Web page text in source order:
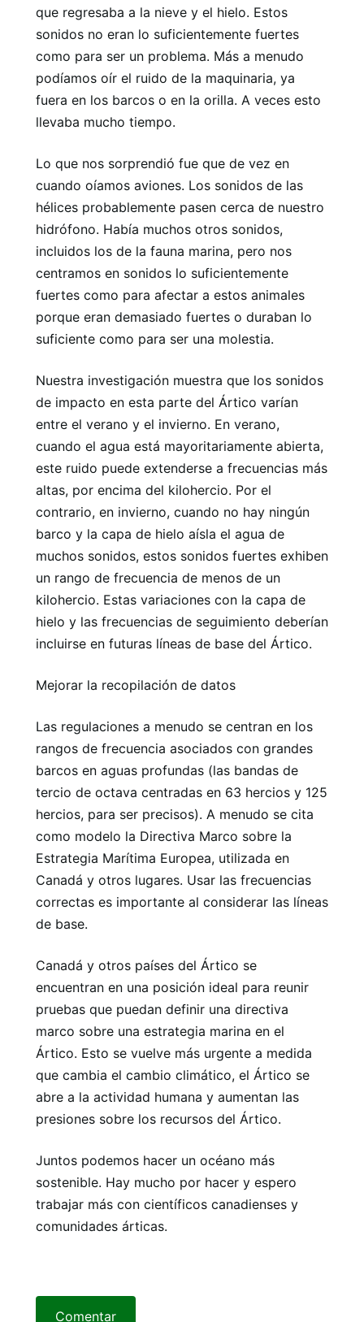
que regresaba a la nieve y el hielo. Estos
sonidos no eran lo suficientemente fuertes
como para ser un problema. Más a menudo
podíamos oír el ruido de la maquinaria, ya
fuera en los barcos o en la orilla. A veces esto
llevaba mucho tiempo.
Lo que nos sorprendió fue que de vez en
cuando oíamos aviones. Los sonidos de las
hélices probablemente pasen cerca de nuestro
hidrófono. Había muchos otros sonidos,
incluidos los de la fauna marina, pero nos
centramos en sonidos lo suficientemente
fuertes como para afectar a estos animales
porque eran demasiado fuertes o duraban lo
suficiente como para ser una molestia.
Nuestra investigación muestra que los sonidos
de impacto en esta parte del Ártico varían
entre el verano y el invierno. En verano,
cuando el agua está mayoritariamente abierta,
este ruido puede extenderse a frecuencias más
altas, por encima del kilohercio. Por el
contrario, en invierno, cuando no hay ningún
barco y la capa de hielo aísla el agua de
muchos sonidos, estos sonidos fuertes exhiben
un rango de frecuencia de menos de un
kilohercio. Estas variaciones con la capa de
hielo y las frecuencias de seguimiento deberían
incluirse en futuras líneas de base del Ártico.
Mejorar la recopilación de datos
Las regulaciones a menudo se centran en los
rangos de frecuencia asociados con grandes
barcos en aguas profundas (las bandas de
tercio de octava centradas en 63 hercios y 125
hercios, para ser precisos). A menudo se cita
como modelo la Directiva Marco sobre la
Estrategia Marítima Europea, utilizada en
Canadá y otros lugares. Usar las frecuencias
correctas es importante al considerar las líneas
de base.
Canadá y otros países del Ártico se
encuentran en una posición ideal para reunir
pruebas que puedan definir una directiva
marco sobre una estrategia marina en el
Ártico. Esto se vuelve más urgente a medida
que cambia el cambio climático, el Ártico se
abre a la actividad humana y aumentan las
presiones sobre los recursos del Ártico.
Juntos podemos hacer un océano más
sostenible. Hay mucho por hacer y espero
trabajar más con científicos canadienses y
comunidades árticas.
Comentar